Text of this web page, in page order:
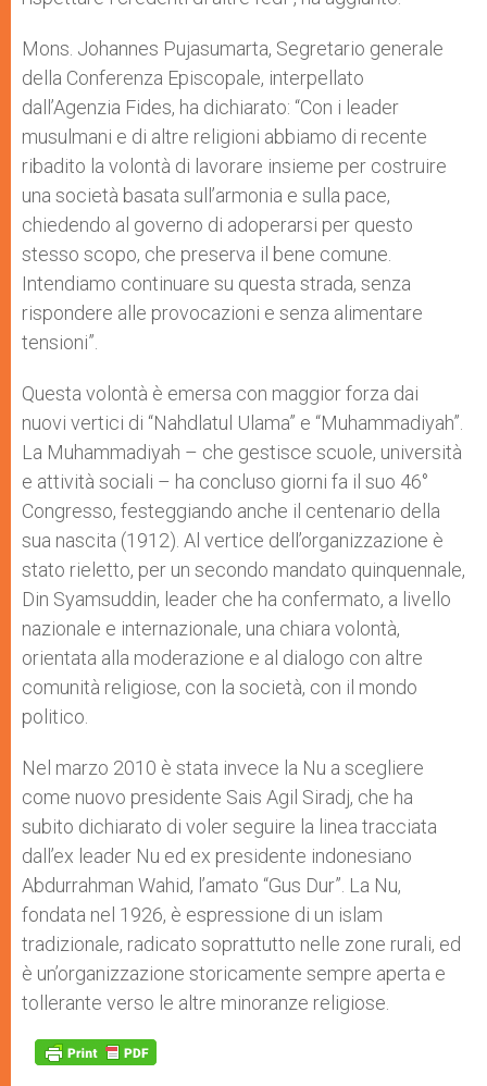
Mons. Johannes Pujasumarta, Segretario generale
della Conferenza Episcopale, interpellato
dall’Agenzia Fides, ha dichiarato: “Con i leader
musulmani e di altre religioni abbiamo di recente
ribadito la volontà di lavorare insieme per costruire
una società basata sull’armonia e sulla pace,
chiedendo al governo di adoperarsi per questo
stesso scopo, che preserva il bene comune.
Intendiamo continuare su questa strada, senza
rispondere alle provocazioni e senza alimentare
tensioni”.
Questa volontà è emersa con maggior forza dai
nuovi vertici di “Nahdlatul Ulama” e “Muhammadiyah”.
La Muhammadiyah – che gestisce scuole, università
e attività sociali – ha concluso giorni fa il suo 46°
Congresso, festeggiando anche il centenario della
sua nascita (1912). Al vertice dell’organizzazione è
stato rieletto, per un secondo mandato quinquennale,
Din Syamsuddin, leader che ha confermato, a livello
nazionale e internazionale, una chiara volontà,
orientata alla moderazione e al dialogo con altre
comunità religiose, con la società, con il mondo
politico.
Nel marzo 2010 è stata invece la Nu a scegliere
come nuovo presidente Sais Agil Siradj, che ha
subito dichiarato di voler seguire la linea tracciata
dall’ex leader Nu ed ex presidente indonesiano
Abdurrahman Wahid, l’amato “Gus Dur”. La Nu,
fondata nel 1926, è espressione di un islam
tradizionale, radicato soprattutto nelle zone rurali, ed
è un’organizzazione storicamente sempre aperta e
tollerante verso le altre minoranze religiose.